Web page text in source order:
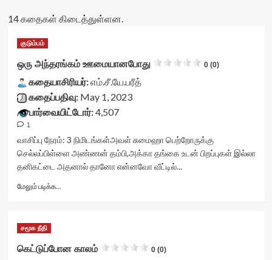
14 கதைகள் கிடைத்துள்ளன.
குடும்பம்
ஒரு அந்தரங்கம் ஊமையானபோது 0 (0)
கதையாசிரியர்:எம்.சீ.யே.பரீத்
கதைப்பதிவு:May 1, 2023
பார்வையிட்டோர்:4,507
1
வாசிப்பு நேரம்: 3 நிமிடங்கள்அவள் சுமைஹா பெற்றோருக்கு
செல்லப்பிள்ளை அண்ணன் தம்பி,அக்கா தங்கை உடன் பிறப்புகள் இல்லா
தனிகட்டை அதனால் தானோ என்னவோ வீட்டில்...
மேலும் படிக்க...
ஊமையானபோது<div
class="yasr-
சமூக நீதி
கெட்டுப்போன காலம் 0 (0)